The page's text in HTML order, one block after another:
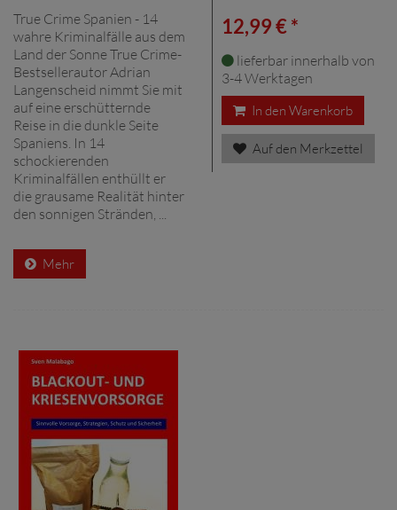
True Crime Spanien - 14
wahre Kriminalfälle aus dem
Land der Sonne True Crime-
Bestsellerautor Adrian
Langenscheid nimmt Sie mit
auf eine erschütternde
Reise in die dunkle Seite
Spaniens. In 14
schockierenden
Kriminalfällen enthüllt er
die grausame Realität hinter
den sonnigen Stränden, ...
Mehr
12,99 € *
lieferbar innerhalb von
3-4 Werktagen
In den Warenkorb
Auf den Merkzettel